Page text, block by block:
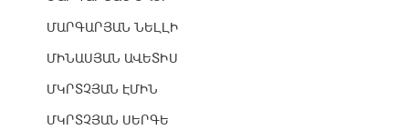
ՄԱՐԳԱՐՅԱՆ ՆԵԼԼԻ
ՄԻՆԱՍՅԱՆ ԱՎԵՏԻՍ
ՄԿՐՏՉՅԱՆ ԷՄԻՆ
ՄԿՐՏՉՅԱՆ ՍԵՐԳԵ